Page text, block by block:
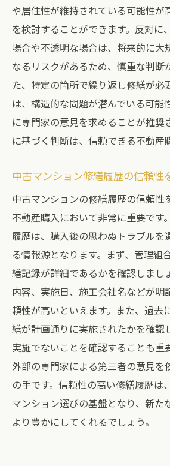
や居住性が維持されている可能性が
を検討することができます。反対に
場合や不透明な場合は、将来的に大
なるリスクがあるため、慎重な判断
た、特定の箇所で繰り返し修繕が必
は、構造的な問題が潜んでいる可能
に専門家の意見を求めることが推奨
に基づく判断は、信頼できる不動産
中古マンション修繕履歴の信頼性
中古マンションの修繕履歴の信頼性
不動産購入において非常に重要です
履歴は、購入後の思わぬトラブルを
る情報源となります。まず、管理組
繕記録が詳細であるかを確認しまし
内容、実施日、施工会社名などが明
頼性が高いといえます。また、過去
繕が計画通りに実施されたかを確認
実施でないことを確認することも重
外部の専門家による第三者の意見を
の手です。信頼性の高い修繕履歴は
マンション選びの基盤となり、新た
より豊かにしてくれるでしょう。